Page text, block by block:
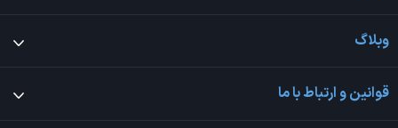
وبلاگ
قوانین و ارتباط با ما